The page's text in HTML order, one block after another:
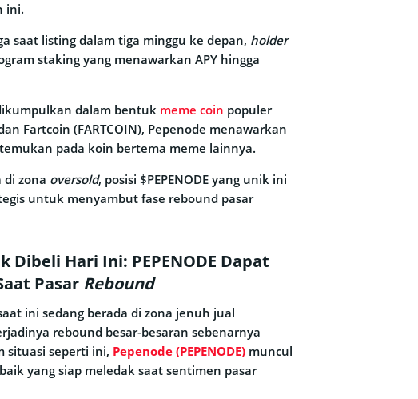
ini.
saat listing dalam tiga minggu ke depan, holder
staking yang menawarkan APY hingga
dalam bentuk meme coin populer
Fartcoin (FARTCOIN), Pepenode menawarkan
pada koin bertema meme lainnya.
di zona oversold, posisi $PEPENODE yang unik ini
untuk menyambut fase rebound pasar
Hari Ini: PEPENODE Dapat
Pasar Rebound
ini sedang berada di zona jenuh jual
rebound besar-besaran sebenarnya
situasi seperti ini, Pepenode (PEPENODE) muncul
yang siap meledak saat sentimen pasar